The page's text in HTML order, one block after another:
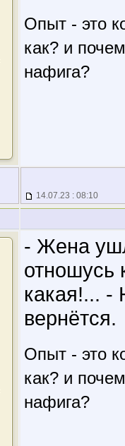
Опыт - это
как? и
нафига?
14.07.23 : 08:10
- Жена
отношусь
какая!... -
вернётся.
Опыт - это
как? и
нафига?